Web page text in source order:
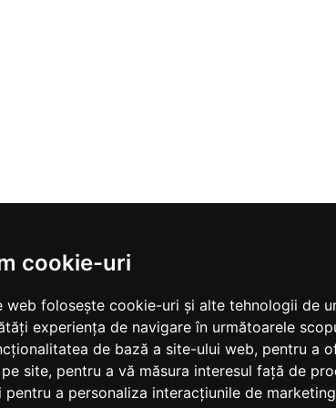
cookie-uri
web folosește cookie-uri și alte tehnologii de
experiența de navigare în următoarele
de bază a site-ului web, pentru a
site, pentru a vă măsura interesul față de
pentru a personaliza interacțiunile de marketing